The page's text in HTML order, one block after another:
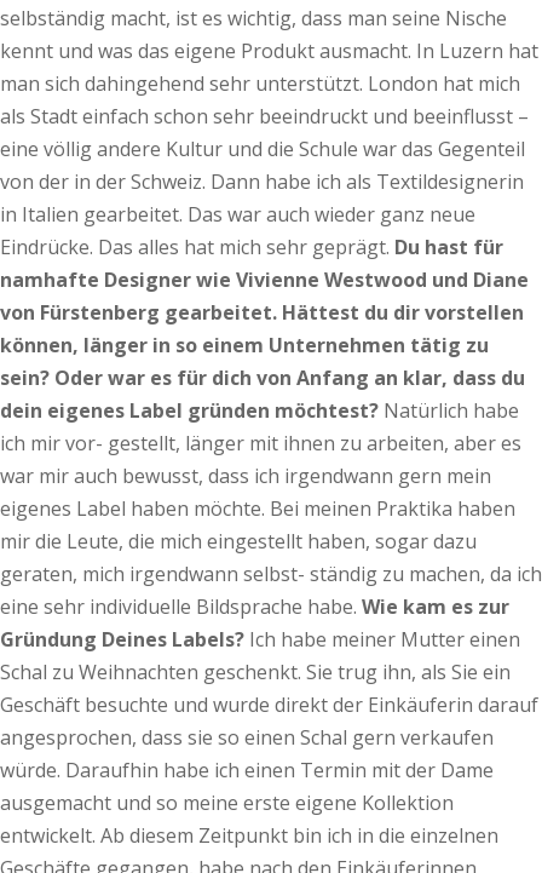
selbständig macht, ist es wichtig, dass man seine Nische
kennt und was das eigene Produkt ausmacht. In Luzern hat
man sich dahingehend sehr unterstützt. London hat mich
als Stadt einfach schon sehr beeindruckt und beeinflusst –
eine völlig andere Kultur und die Schule war das Gegenteil
von der in der Schweiz. Dann habe ich als Textildesignerin
in Italien gearbeitet. Das war auch wieder ganz neue
Eindrücke. Das alles hat mich sehr geprägt. Du hast für
namhafte Designer wie Vivienne Westwood und Diane
von Fürstenberg gearbeitet. Hättest du dir vorstellen
können, länger in so einem Unternehmen tätig zu
sein? Oder war es für dich von Anfang an klar, dass du
dein eigenes Label gründen möchtest? Natürlich habe
ich mir vor- gestellt, länger mit ihnen zu arbeiten, aber es
war mir auch bewusst, dass ich irgendwann gern mein
eigenes Label haben möchte. Bei meinen Praktika haben
mir die Leute, die mich eingestellt haben, sogar dazu
geraten, mich irgendwann selbst- ständig zu machen, da ich
eine sehr individuelle Bildsprache habe. Wie kam es zur
Gründung Deines Labels? Ich habe meiner Mutter einen
Schal zu Weihnachten geschenkt. Sie trug ihn, als Sie ein
Geschäft besuchte und wurde direkt der Einkäuferin darauf
angesprochen, dass sie so einen Schal gern verkaufen
würde. Daraufhin habe ich einen Termin mit der Dame
ausgemacht und so meine erste eigene Kollektion
entwickelt. Ab diesem Zeitpunkt bin ich in die einzelnen